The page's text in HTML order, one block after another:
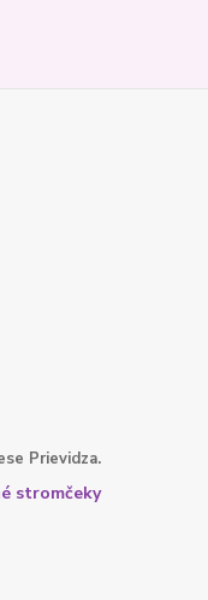
Prievidza.
stromčeky